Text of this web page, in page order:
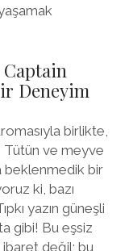
Captain
Deneyim
birlikte,
Tütün ve meyve
beklenmedik bir
ki, bazı
yazın güneşli
gibi! Bu eşsiz
değil; bu,